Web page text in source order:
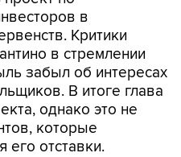
в
Критики
в стремлении
забыл об интересах
В итоге глава
однако это не
которые
его отставки.